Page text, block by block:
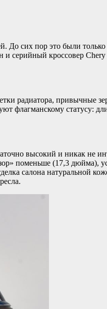
сих пор это были
серийный кроссовер
радиатора, привычные
флагманскому
высокий и никак не
поменьше (17,3 дюйма),
салона натуральной